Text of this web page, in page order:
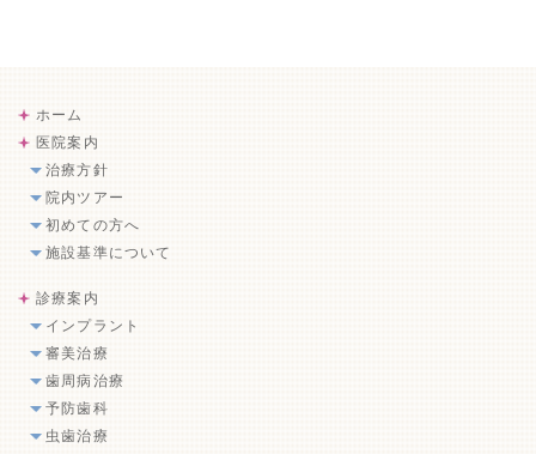
ホーム
医院案内
治療方針
院内ツアー
初めての方へ
施設基準について
診療案内
インプラント
審美治療
歯周病治療
予防歯科
虫歯治療